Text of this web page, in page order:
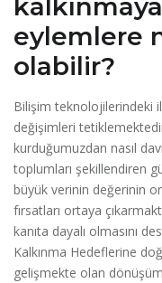
eylemlere
olabilir?
Bilişim teknolojilerindeki
değişimleri
kurduğumuzdan nasıl
toplumları şekillendiren
büyük verinin değerinin
fırsatları ortaya
kanıta dayalı olmasını
Kalkınma Hedeflerine
gelişmekte olan